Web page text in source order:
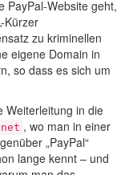
PayPal-Website geht,
Kürzer
zu kriminellen
eigene Domain in
so dass es sich um
Weiterleitung in die
, wo man in einer
„PayPal“
lange kennt – und